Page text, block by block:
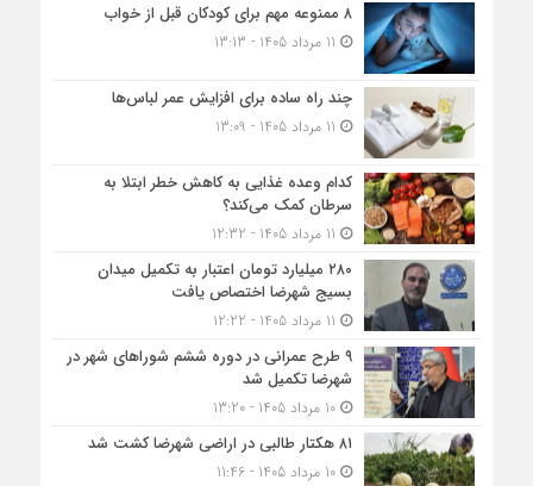
۸ ممنوعه مهم برای کودکان قبل از خواب
چند راه ساده برای افزایش عمر لباس‌ها
کدام وعده غذایی به کاهش خطر ابتلا به
سرطان کمک می‌کند؟
۲۸۰ میلیارد تومان اعتبار به تکمیل میدان
بسیج شهرضا اختصاص یافت
۹ طرح عمرانی در دوره ششم شوراهای شهر در
شهرضا تکمیل شد
10 مرداد 1405 - 13:20
۸۱ هکتار طالبی در اراضی شهرضا کشت شد
10 مرداد 1405 - 11:46